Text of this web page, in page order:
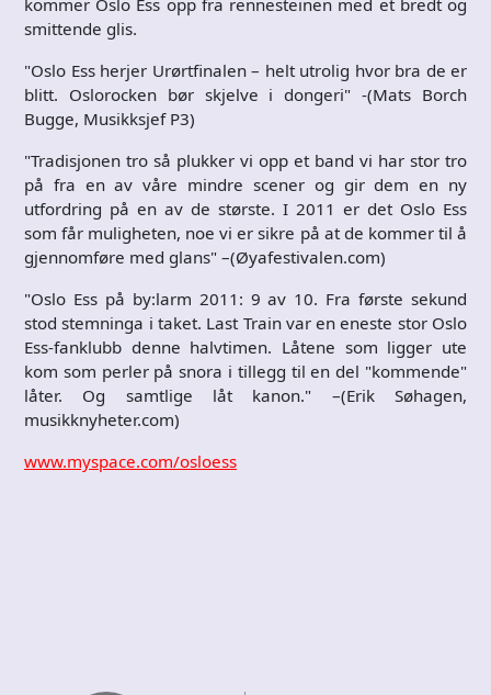
smittende glis.
"Oslo Ess herjer Urørtfinalen – helt utrolig hvor bra de er
blitt. Oslorocken bør skjelve i dongeri" -(Mats Borch
Bugge, Musikksjef P3)
"Tradisjonen tro så plukker vi opp et band vi har stor tro
på fra en av våre mindre scener og gir dem en ny
utfordring på en av de største. I 2011 er det Oslo Ess
som får muligheten, noe vi er sikre på at de kommer til å
gjennomføre med glans" –(Øyafestivalen.com)
"Oslo Ess på by:larm 2011: 9 av 10. Fra første sekund
stod stemninga i taket. Last Train var en eneste stor Oslo
Ess-fanklubb denne halvtimen. Låtene som ligger ute
kom som perler på snora i tillegg til en del "kommende"
låter. Og samtlige låt kanon." –(Erik Søhagen,
musikknyheter.com)
www.myspace.com/osloess